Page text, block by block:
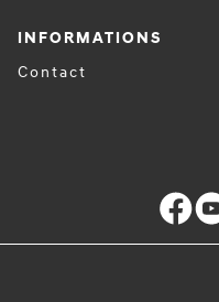
INFORMATIONS
Contact